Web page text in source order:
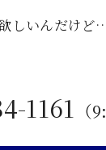
しいんだけ
1161 （